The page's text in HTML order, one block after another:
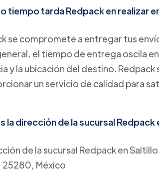
tiempo tarda Redpack en realizar
se compromete a entregar tus
el tiempo de entrega oscila
y la ubicación del destino.
un servicio de calidad para
la dirección de la sucursal Redpack
de la sucursal Redpack en
25280, México